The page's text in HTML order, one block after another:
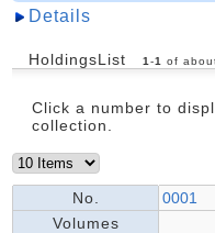
Details
HoldingsList 1 -1 of
Click a number to
collection.
No.
0001
Volumes